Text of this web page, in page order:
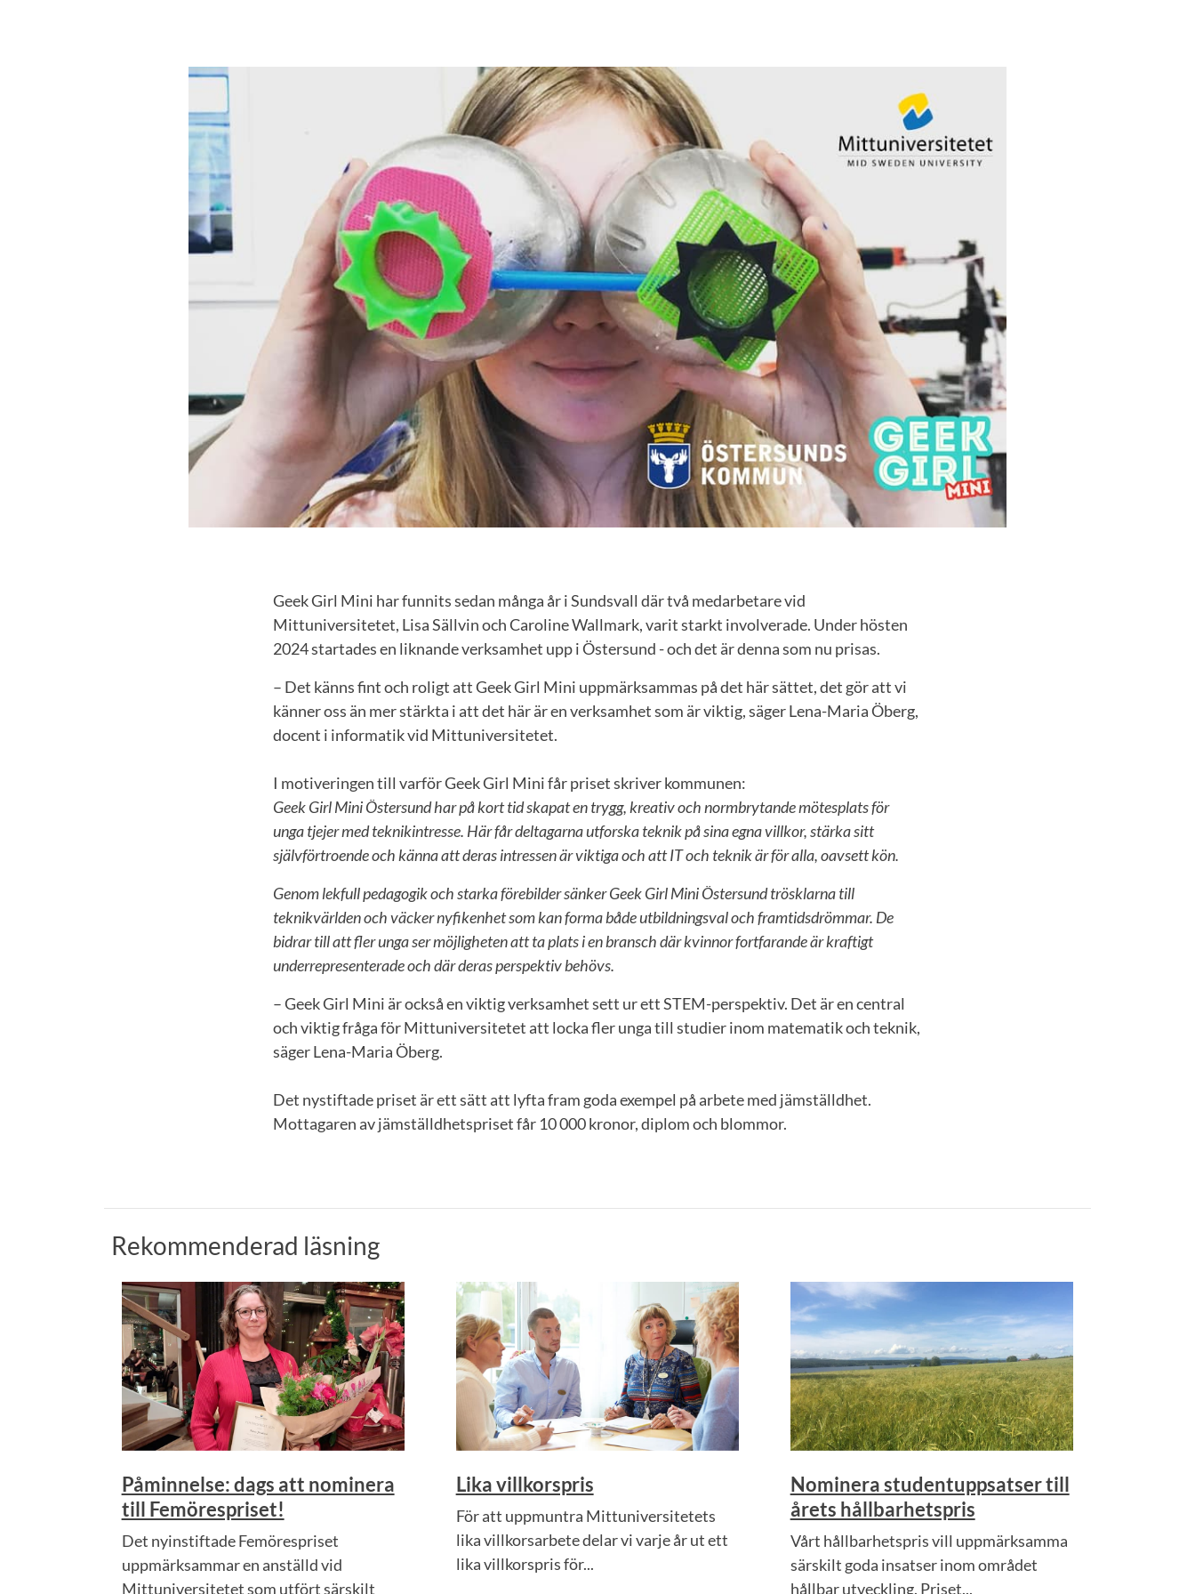
Geek Girl Mini har funnits sedan många år i Sundsvall där två medarbetare vid
Mittuniversitetet, Lisa Sällvin och Caroline Wallmark, varit starkt involverade. Under hösten
2024 startades en liknande verksamhet upp i Östersund - och det är denna som nu prisas.
– Det känns fint och roligt att Geek Girl Mini uppmärksammas på det här sättet, det gör att vi
känner oss än mer stärkta i att det här är en verksamhet som är viktig, säger Lena-Maria Öberg,
docent i informatik vid Mittuniversitetet.
I motiveringen till varför Geek Girl Mini får priset skriver kommunen:
Geek Girl Mini Östersund har på kort tid skapat en trygg, kreativ och normbrytande mötesplats för
unga tjejer med teknikintresse. Här får deltagarna utforska teknik på sina egna villkor, stärka sitt
självförtroende och känna att deras intressen är viktiga och att IT och teknik är för alla, oavsett kön.
Genom lekfull pedagogik och starka förebilder sänker Geek Girl Mini Östersund trösklarna till
teknikvärlden och väcker nyfikenhet som kan forma både utbildningsval och framtidsdrömmar. De
bidrar till att fler unga ser möjligheten att ta plats i en bransch där kvinnor fortfarande är kraftigt
underrepresenterade och där deras perspektiv behövs.
– Geek Girl Mini är också en viktig verksamhet sett ur ett STEM-perspektiv. Det är en central
och viktig fråga för Mittuniversitetet att locka fler unga till studier inom matematik och teknik,
säger Lena-Maria Öberg.
Det nystiftade priset är ett sätt att lyfta fram goda exempel på arbete med jämställdhet.
Mottagaren av jämställdhetspriset får 10 000 kronor, diplom och blommor.
Rekommenderad läsning
Påminnelse: dags att nominera
till Femörespriset!
Det nyinstiftade Femörespriset
uppmärksammar en anställd vid
Mittuniversitetet som utfört särskilt
Lika villkorspris
För att uppmuntra Mittuniversitetets
lika villkorsarbete delar vi varje år ut ett
lika villkorspris för...
Nominera studentuppsatser till
årets hållbarhetspris
Vårt hållbarhetspris vill uppmärksamma
särskilt goda insatser inom området
hållbar utveckling. Priset...